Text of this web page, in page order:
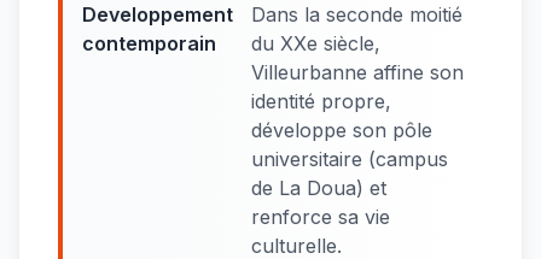
Developpement
contemporain
Dans la seconde moitié
du XXe siècle,
Villeurbanne affine son
identité propre,
développe son pôle
universitaire (campus
de La Doua) et
renforce sa vie
culturelle.